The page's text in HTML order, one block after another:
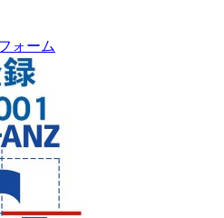
ォーム